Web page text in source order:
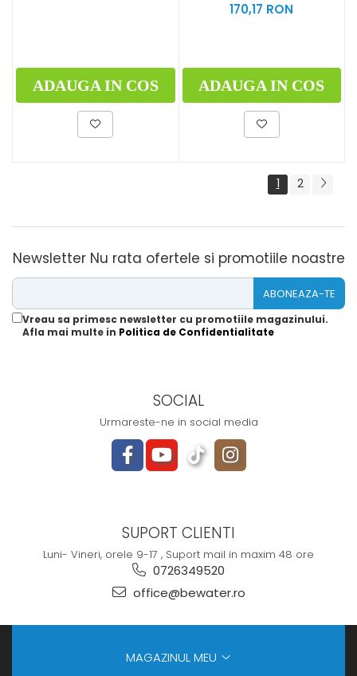
ADAUGA IN COS
170,17 RON
ADAUGA IN COS
1 2
Newsletter Nu rata ofertele si promotiile noastre
Vreau sa primesc newsletter cu promotiile magazinului.
Afla mai multe in Politica de Confidentialitate
SOCIAL
Urmareste-ne in social media
SUPORT CLIENTI
Luni- Vineri, orele 9-17 , Suport mail in maxim 48 ore
0726349520
office@bewater.ro
MAGAZINUL MEU